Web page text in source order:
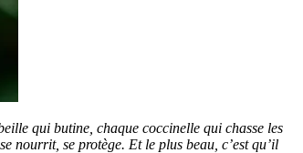
qui butine, chaque coccinelle qui chasse les
nourrit, se protège. Et le plus beau, c’est qu’il